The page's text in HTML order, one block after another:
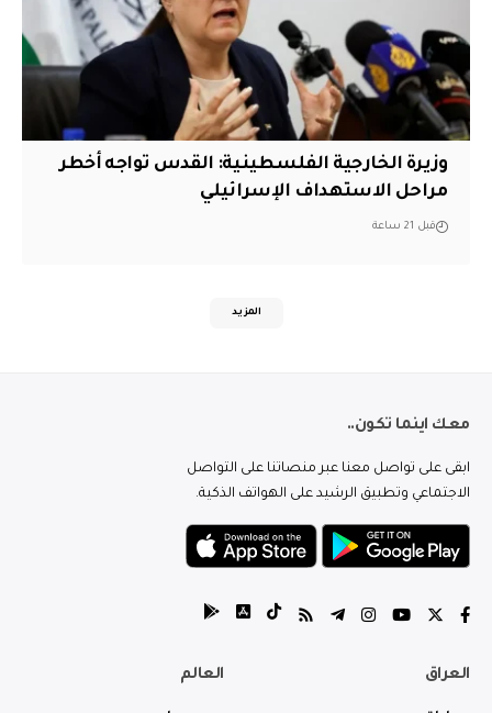
وزيرة الخارجية الفلسطينية: القدس تواجه أخطر
مراحل الاستهداف الإسرائيلي
قبل 21 ساعة
المزيد
معك اينما تكون..
ابقى على تواصل معنا عبر منصاتنا على التواصل
الاجتماعي وتطبيق الرشيد على الهواتف الذكية.
العراق العالم